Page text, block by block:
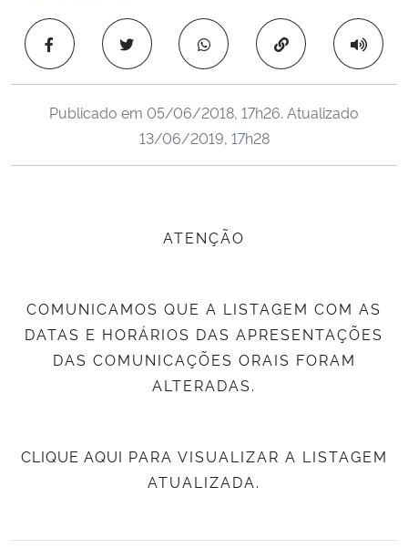
Ministério da Educação
Ministério do Desenvolvimento Regional
Ministério da Mulher, da Família e dos Direitos Humanos
Copiar para área
Publicado em 05/06/2018, 17h26. Atualizado
13/06/2019, 17h28
ATENÇÃO
COMUNICAMOS QUE A LISTAGEM COM AS
DATAS E HORÁRIOS DAS APRESENTAÇÕES
DAS COMUNICAÇÕES ORAIS FORAM
ALTERADAS.
CLIQUE AQUI PARA VISUALIZAR A LISTAGEM
ATUALIZADA.